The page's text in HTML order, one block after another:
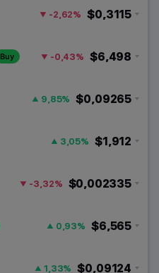
$0,3115
-2,62%
Buy $6,498
-0,43%
$0,09265
9,85%
$1,912
3,05%
$0,002335
-3,32%
$6,565
0,93%
$0,09124
1,33%